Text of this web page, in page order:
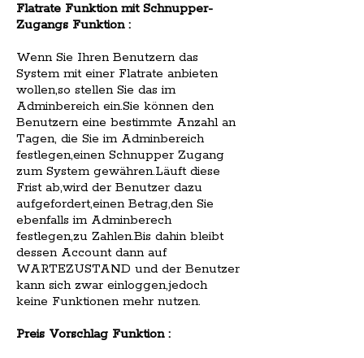
Flatrate Funktion mit Schnupper-
Zugangs Funktion :
Wenn Sie Ihren Benutzern das
System mit einer Flatrate anbieten
wollen,so stellen Sie das im
Adminbereich ein.Sie können den
Benutzern eine bestimmte Anzahl an
Tagen, die Sie im Adminbereich
festlegen,einen Schnupper Zugang
zum System gewähren.Läuft diese
Frist ab,wird der Benutzer dazu
aufgefordert,einen Betrag,den Sie
ebenfalls im Adminberech
festlegen,zu Zahlen.Bis dahin bleibt
dessen Account dann auf
WARTEZUSTAND und der Benutzer
kann sich zwar einloggen,jedoch
keine Funktionen mehr nutzen.
Preis Vorschlag Funktion :